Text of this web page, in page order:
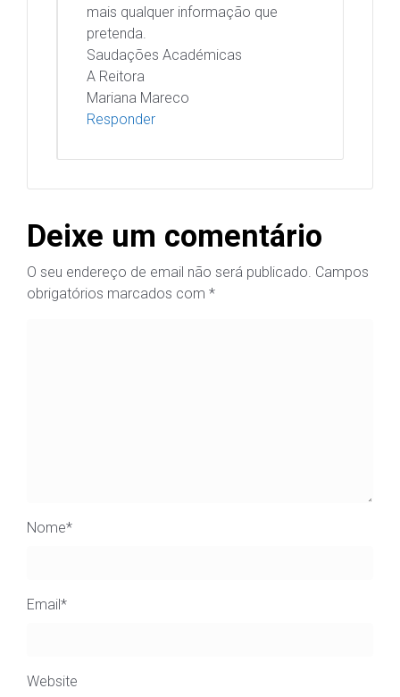
mais qualquer informação que
pretenda.
Saudações Académicas
A Reitora
Mariana Mareco
Responder
Deixe um comentário
O seu endereço de email não será publicado. Campos
obrigatórios marcados com *
Nome*
Email*
Website